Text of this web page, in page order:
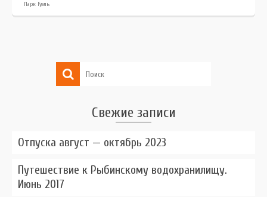
Парк Гуэль
Свежие записи
Отпуска август — октябрь 2023
Путешествие к Рыбинскому водохранилищу.
Июнь 2017